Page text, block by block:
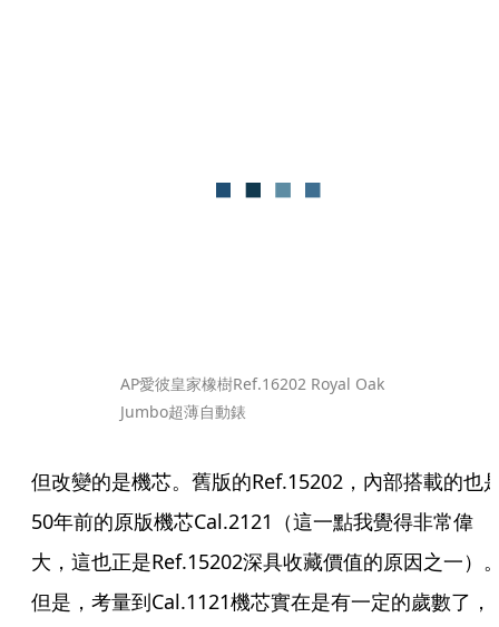
AP愛彼皇家橡樹Ref.16202 Royal Oak
Jumbo超薄自動錶
但改變的是機芯。舊版的Ref.15202，內部搭載的也
50年前的原版機芯Cal.2121（這一點我覺得非常偉
大，這也正是Ref.15202深具收藏價值的原因之一）
但是，考量到Cal.1121機芯實在是有一定的歲數了，